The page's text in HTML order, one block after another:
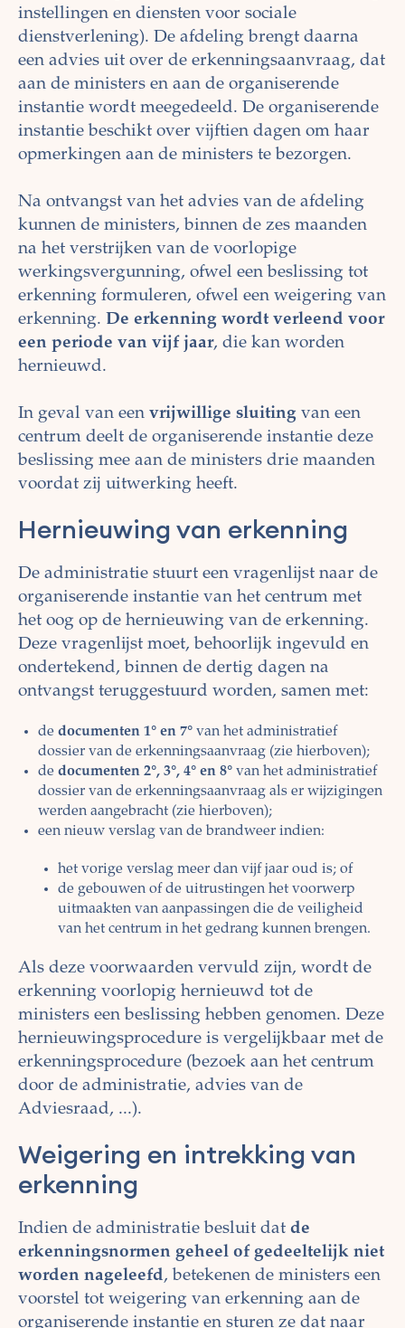
instellingen en diensten voor sociale
dienstverlening). De afdeling brengt daarna
een advies uit over de erkenningsaanvraag, dat
aan de ministers en aan de organiserende
instantie wordt meegedeeld. De organiserende
instantie beschikt over vijftien dagen om haar
opmerkingen aan de ministers te bezorgen.
Na ontvangst van het advies van de afdeling
kunnen de ministers, binnen de zes maanden
na het verstrijken van de voorlopige
werkingsvergunning, ofwel een beslissing tot
erkenning formuleren, ofwel een weigering van
erkenning. De erkenning wordt verleend voor
een periode van vijf jaar, die kan worden
hernieuwd.
In geval van een vrijwillige sluiting van een
centrum deelt de organiserende instantie deze
beslissing mee aan de ministers drie maanden
voordat zij uitwerking heeft.
Hernieuwing van erkenning
De administratie stuurt een vragenlijst naar de
organiserende instantie van het centrum met
het oog op de hernieuwing van de erkenning.
Deze vragenlijst moet, behoorlijk ingevuld en
ondertekend, binnen de dertig dagen na
ontvangst teruggestuurd worden, samen met:
de documenten 1° en 7° van het administratief
dossier van de erkenningsaanvraag (zie hierboven);
de documenten 2°, 3°, 4° en 8° van het administratief
dossier van de erkenningsaanvraag als er wijzigingen
werden aangebracht (zie hierboven);
een nieuw verslag van de brandweer indien:
het vorige verslag meer dan vijf jaar oud is; of
de gebouwen of de uitrustingen het voorwerp
uitmaakten van aanpassingen die de veiligheid
van het centrum in het gedrang kunnen brengen.
Als deze voorwaarden vervuld zijn, wordt de
erkenning voorlopig hernieuwd tot de
ministers een beslissing hebben genomen. Deze
hernieuwingsprocedure is vergelijkbaar met de
erkenningsprocedure (bezoek aan het centrum
door de administratie, advies van de
Adviesraad, ...).
Weigering en intrekking van
erkenning
Indien de administratie besluit dat de
erkenningsnormen geheel of gedeeltelijk niet
worden nageleefd, betekenen de ministers een
voorstel tot weigering van erkenning aan de
organiserende instantie en sturen ze dat naar